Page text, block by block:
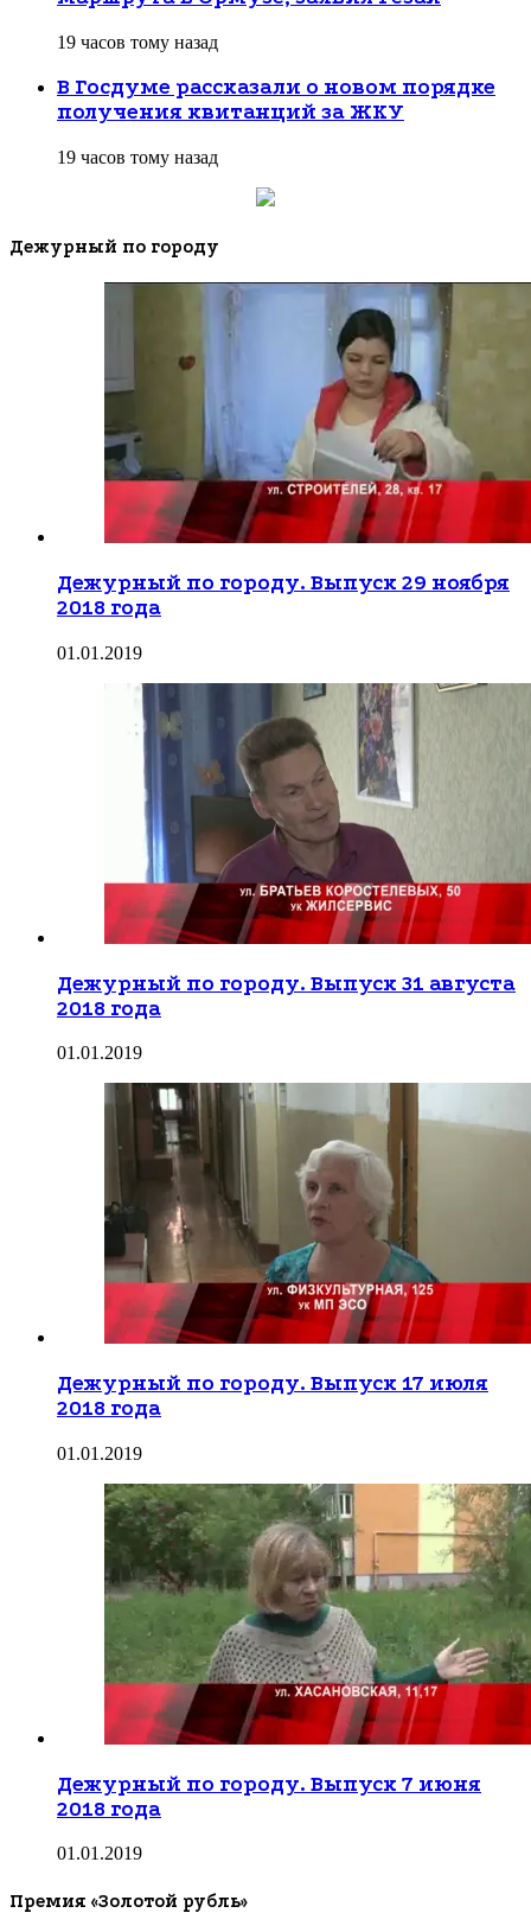
19 часов тому назад
В Госдуме рассказали о новом порядке
получения квитанций за ЖКУ
19 часов тому назад
Дежурный по городу
Дежурный по городу. Выпуск 29 ноября
2018 года
01.01.2019
Дежурный по городу. Выпуск 31 августа
2018 года
01.01.2019
Дежурный по городу. Выпуск 17 июля
2018 года
01.01.2019
Дежурный по городу. Выпуск 7 июня
2018 года
01.01.2019
Премия «Золотой рубль»